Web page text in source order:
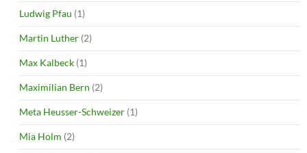
Ludwig Pfau (1)
Martin Luther (2)
Max Kalbeck (1)
Maximilian Bern (2)
Meta Heusser-Schweizer (1)
Mia Holm (2)